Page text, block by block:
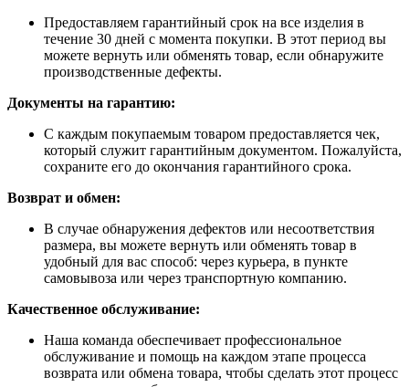
Предоставляем гарантийный срок на все изделия в
течение 30 дней с момента покупки. В этот период вы
можете вернуть или обменять товар, если обнаружите
производственные дефекты.
Документы на гарантию:
С каждым покупаемым товаром предоставляется чек,
который служит гарантийным документом. Пожалуйста,
сохраните его до окончания гарантийного срока.
Возврат и обмен:
В случае обнаружения дефектов или несоответствия
размера, вы можете вернуть или обменять товар в
удобный для вас способ: через курьера, в пункте
самовывоза или через транспортную компанию.
Качественное обслуживание:
Наша команда обеспечивает профессиональное
обслуживание и помощь на каждом этапе процесса
возврата или обмена товара, чтобы сделать этот процесс